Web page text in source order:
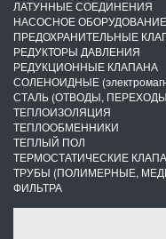
ЛАТУННЫЕ СОЕДИНЕНИЯ
НАСОСНОЕ ОБОРУДОВАНИЕ
ПРЕДОХРАНИТЕЛЬНЫЕ
РЕДУКТОРЫ ДАВЛЕНИЯ
РЕДУКЦИОННЫЕ КЛАПАНА
СОЛЕНОИДНЫЕ
СТАЛЬ (ОТВОДЫ,
ТЕПЛОИЗОЛЯЦИЯ
ТЕПЛООБМЕННИКИ
ТЕПЛЫЙ ПОЛ
ТЕРМОСТАТИЧЕСКИЕ
ТРУБЫ (ПОЛИМЕРНЫЕ,
ФИЛЬТРА